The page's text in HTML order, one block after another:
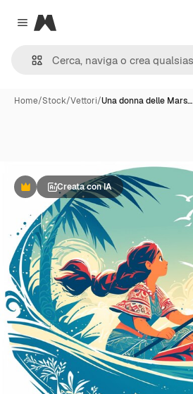
Close menu
Magnific
Home/Stock/Vettori/Una donna delle Mars…
PremiumCreata con IA